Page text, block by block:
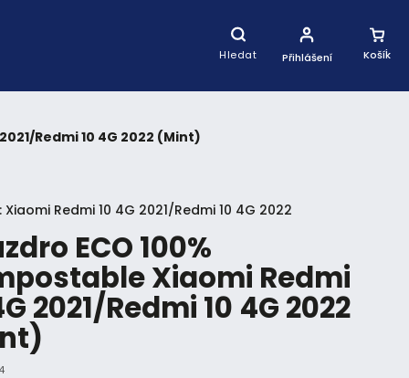
Hledat
Nákupní
Košík
Přihlášení
Redmi 10 4G 2022 (Mint)
ECO 100%
Xiaomi Redmi
2021/Redmi 10 4G 2022
Xiaomi Redmi 10 4G 2021/Redmi 10 4G 2022